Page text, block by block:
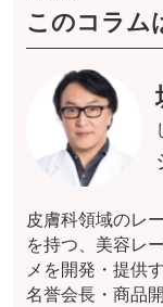
このコラム
皮膚科領域のレ
を持つ、美容レ
メを開発・提供
名誉会長・商品